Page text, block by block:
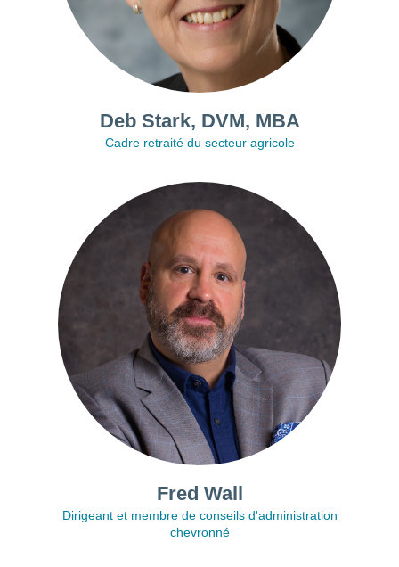
Deb Stark, DVM, MBA
Cadre retraité du secteur agricole
Fred Wall
Dirigeant et membre de conseils d'administration
chevronné